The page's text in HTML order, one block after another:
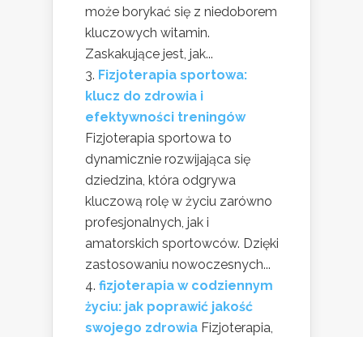
może borykać się z niedoborem
kluczowych witamin.
Zaskakujące jest, jak...
Fizjoterapia sportowa:
klucz do zdrowia i
efektywności treningów
Fizjoterapia sportowa to
dynamicznie rozwijająca się
dziedzina, która odgrywa
kluczową rolę w życiu zarówno
profesjonalnych, jak i
amatorskich sportowców. Dzięki
zastosowaniu nowoczesnych...
fizjoterapia w codziennym
życiu: jak poprawić jakość
swojego zdrowia Fizjoterapia,